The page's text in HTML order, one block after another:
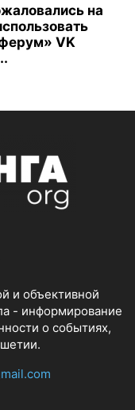
на
VK
и объективной
- информирование
о событиях,